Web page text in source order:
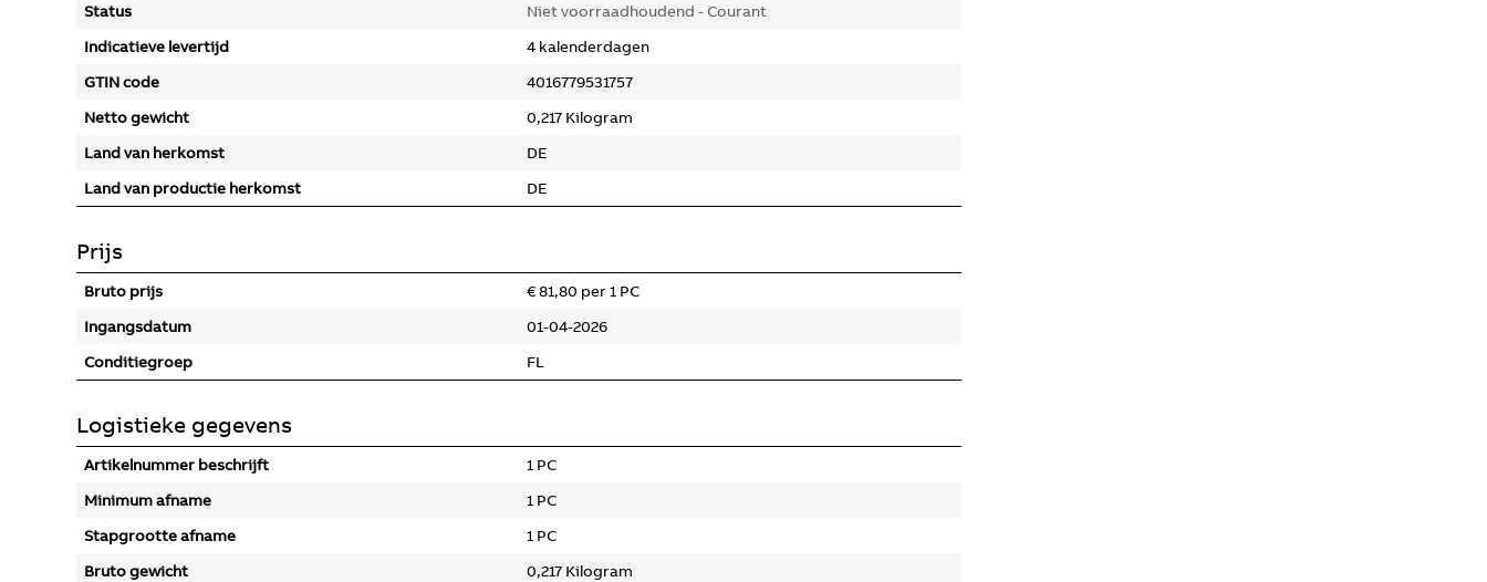
Status
Niet voorraadhoudend - Courant
Indicatieve levertijd
4 kalenderdagen
GTIN code
4016779531757
Netto gewicht
0,217 Kilogram
Land van herkomst
DE
Land van productie herkomst
DE
Prijs
Bruto prijs
€ 81,80 per 1 PC
Ingangsdatum
01-04-2026
Conditiegroep
FL
Logistieke gegevens
Artikelnummer beschrijft
1 PC
Minimum afname
1 PC
Stapgrootte afname
1 PC
Bruto gewicht
0,217 Kilogram